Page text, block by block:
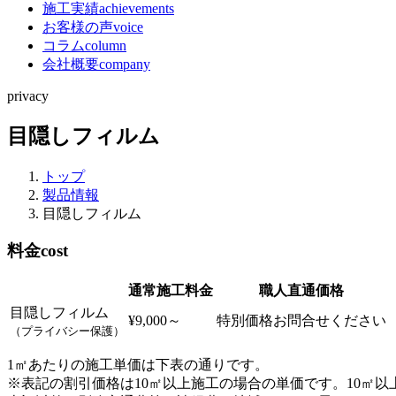
施工実績achievements
お客様の声voice
コラムcolumn
会社概要company
privacy
目隠しフィルム
トップ
製品情報
目隠しフィルム
料金cost
通常施工料金
職人直通価格
目隠しフィルム
（プライバシー保護）
¥9,000～ 特別価格お問合せください
1㎡あたりの施工単価は下表の通りです。
※表記の割引価格は10㎡以上施工の場合の単価です。10㎡以